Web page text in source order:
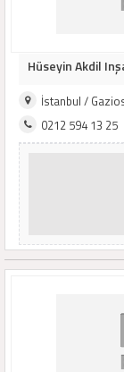
Hüseyin Akdil
İstanbul /
0212 594 13 25